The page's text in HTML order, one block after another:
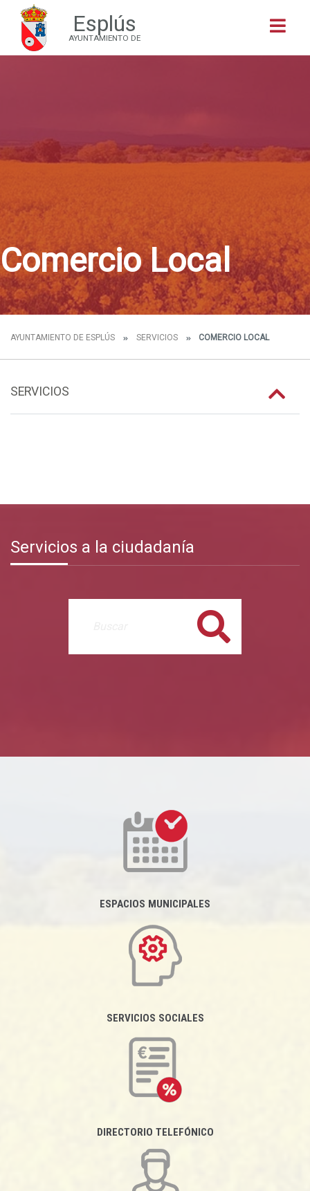
Esplús
AYUNTAMIENTO DE
Comercio Local
AYUNTAMIENTO DE ESPLÚS SERVICIOS COMERCIO LOCAL
SERVICIOS
Servicios a la ciudadanía
Buscar
ESPACIOS MUNICIPALES
SERVICIOS SOCIALES
DIRECTORIO TELEFÓNICO